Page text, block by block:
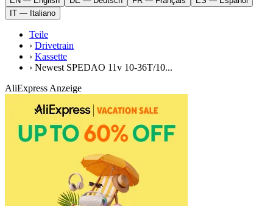
IT — Italiano
Teile
› Drivetrain
› Kassette
› Newest SPEDAO 11v 10-36T/10...
AliExpress Anzeige